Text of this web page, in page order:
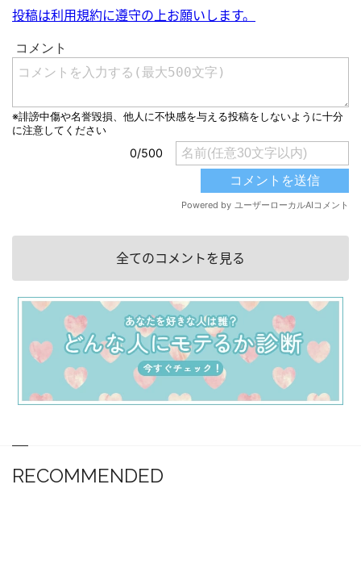
投稿は利用規約に遵守の上お願いします。
全てのコメントを見る
RECOMMENDED